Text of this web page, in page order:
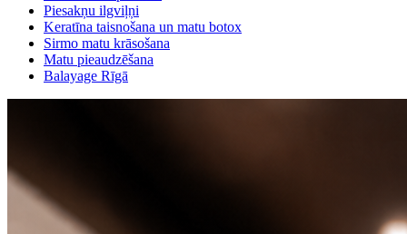
Piesakņu ilgviļņi
Keratīna taisnošana un matu botox
Sirmo matu krāsošana
Matu pieaudzēšana
Balayage Rīgā